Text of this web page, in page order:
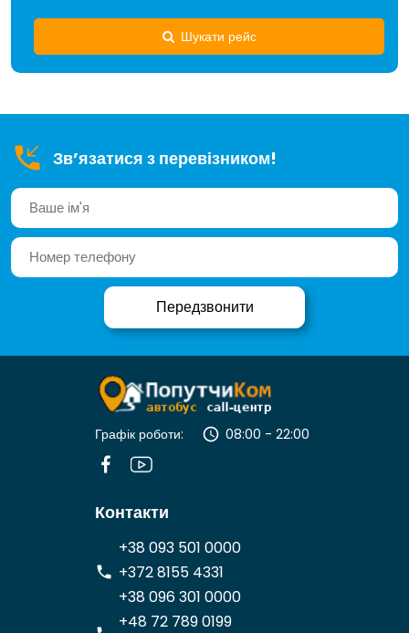
Шукати рейс
Зв’язатися з перевізником!
Графік роботи: 08:00 - 22:00
Контакти
+38 093 501 0000
+372 8155 4331
+38 096 301 0000
+48 72 789 0199